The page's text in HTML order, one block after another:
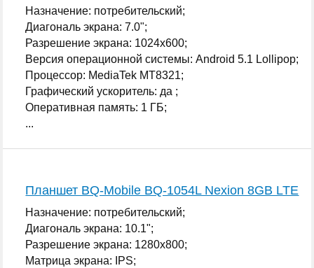
Назначение: потребительский;
Диагональ экрана: 7.0";
Разрешение экрана: 1024x600;
Версия операционной системы: Android 5.1 Lollipop;
Процессор: MediaTek MT8321;
Графический ускоритель: да ;
Оперативная память: 1 ГБ;
...
Планшет BQ-Mobile BQ-1054L Nexion 8GB LTE
Назначение: потребительский;
Диагональ экрана: 10.1";
Разрешение экрана: 1280x800;
Матрица экрана: IPS;